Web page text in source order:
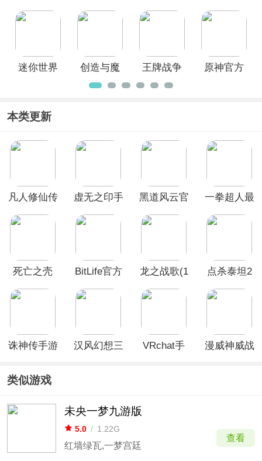
迷你世界
创造与魔
法官服
王牌战争
官服
原神官方
本类更新
凡人修仙传
虚无之印手
黑道风云官
一拳超人最
死亡之壳
BitLife官方
龙之战歌(1
点杀泰坦2
诛神传手游
汉风幻想三
VRchat手
漫威神威战
类似游戏
未央一梦九游版
5.0 / 1.22G
红墙绿瓦,一梦宫廷
查看